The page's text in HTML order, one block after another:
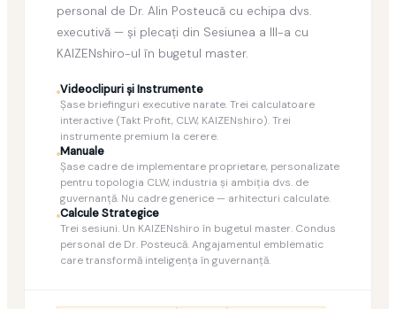
personal de Dr. Alin Posteucă cu echipa dvs.
executivă — şi plecaţi din Sesiunea a III-a cu
KAIZENshiro-ul în bugetul master.
Videoclipuri şi Instrumente
Şase briefinguri executive narate. Trei calculatoare
interactive (Takt Profit, CLW, KAIZENshiro). Trei
instrumente premium la cerere.
Manuale
Şase cadre de implementare proprietare, personalizate
pentru topologia CLW, industria şi ambiţia dvs. de
guvernanţă. Nu cadre generice — arhitecturi calculate.
Calcule Strategice
Trei sesiuni. Un KAIZENshiro în bugetul master. Condus
personal de Dr. Posteucă. Angajamentul emblematic
care transformă inteligenţa în guvernanţă.